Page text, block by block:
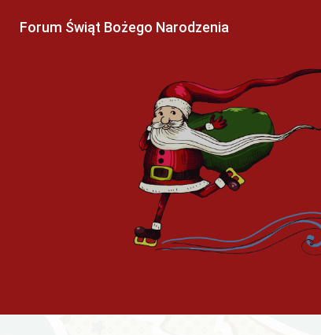
Forum Świąt Bożego Narodzenia